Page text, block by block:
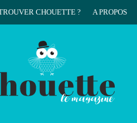
CHOUETTE ? A PROPOS